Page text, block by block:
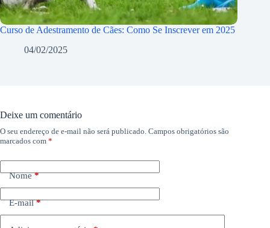
Curso de Adestramento de Cães: Como Se Inscrever em 2025
04/02/2025
Deixe um comentário
O seu endereço de e-mail não será publicado. Campos obrigatórios são
marcados com *
Nome*
E-mail*